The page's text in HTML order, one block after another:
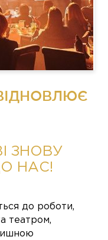
ВІДНОВЛЮЄ
ЗНОВУ
НАС!
до роботи,
театром,